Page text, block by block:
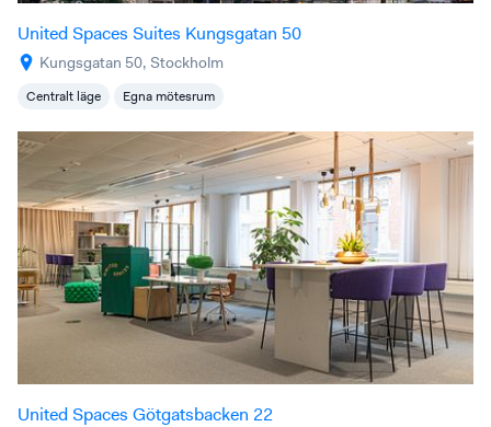
United Spaces Suites Kungsgatan 50
Kungsgatan 50, Stockholm
Centralt läge Egna mötesrum
United Spaces Götgatsbacken 22